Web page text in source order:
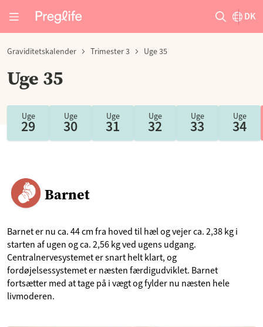
DK
Graviditetskalender Trimester 3 Uge 35
Uge 35
Uge
29
Uge
30
Uge
31
Uge
32
Uge
33
Uge
34
Barnet
Barnet er nu ca. 44 cm fra hoved til hæl og vejer ca. 2,38 kg i
starten af ugen og ca. 2,56 kg ved ugens udgang.
Centralnervesystemet er snart helt klart, og
fordøjelsessystemet er næsten færdigudviklet. Barnet
fortsætter med at tage på i vægt og fylder nu næsten hele
livmoderen.